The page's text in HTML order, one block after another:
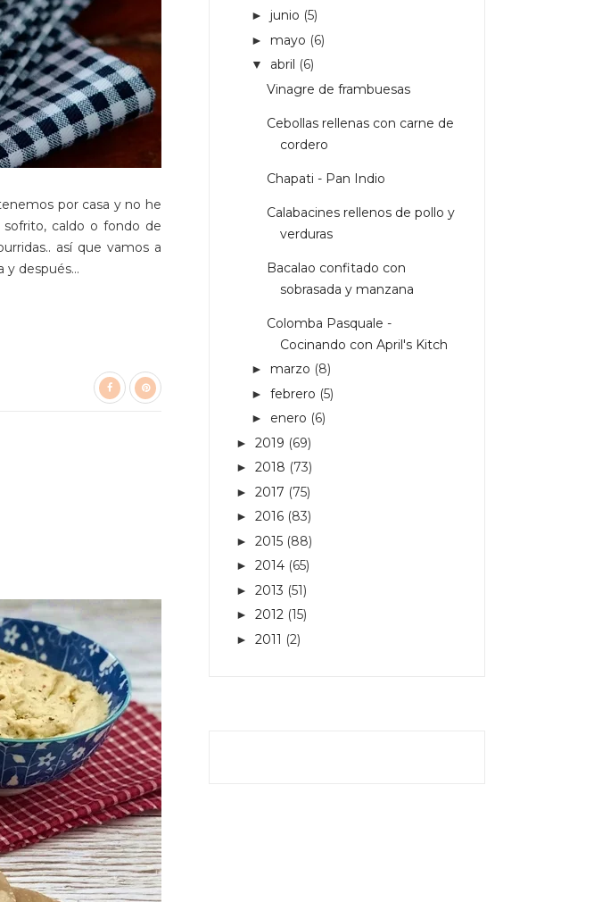
por casa y no he
caldo o fondo de
así que vamos a
y después...
► junio (5)
► mayo (6)
▼ abril (6)
Vinagre de frambuesas
Cebollas rellenas con carne de
cordero
Chapati - Pan Indio
Calabacines rellenos de pollo y
verduras
Bacalao confitado con
sobrasada y manzana
Colomba Pasquale -
Cocinando con April's Kitch
► marzo (8)
► febrero (5)
► enero (6)
► 2019 (69)
► 2018 (73)
► 2017 (75)
► 2016 (83)
► 2015 (88)
► 2014 (65)
► 2013 (51)
► 2012 (15)
► 2011 (2)